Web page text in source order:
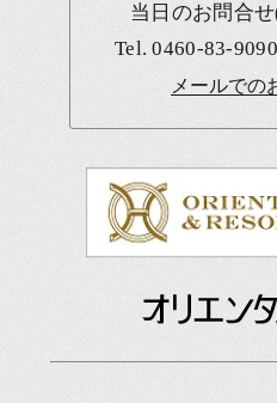
当日のお問合
Tel.0460-83-9090
メールでの